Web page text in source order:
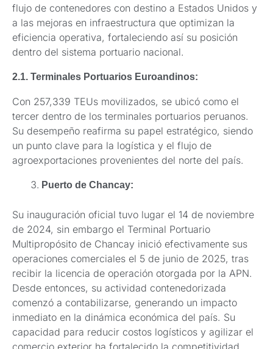
flujo de contenedores con destino a Estados Unidos y
a las mejoras en infraestructura que optimizan la
eficiencia operativa, fortaleciendo así su posición
dentro del sistema portuario nacional.
2.1. Terminales Portuarios Euroandinos:
Con 257,339 TEUs movilizados, se ubicó como el
tercer dentro de los terminales portuarios peruanos.
Su desempeño reafirma su papel estratégico, siendo
un punto clave para la logística y el flujo de
agroexportaciones provenientes del norte del país.
Puerto de Chancay:
Su inauguración oficial tuvo lugar el 14 de noviembre
de 2024, sin embargo el Terminal Portuario
Multipropósito de Chancay inició efectivamente sus
operaciones comerciales el 5 de junio de 2025, tras
recibir la licencia de operación otorgada por la APN.
Desde entonces, su actividad contenedorizada
comenzó a contabilizarse, generando un impacto
inmediato en la dinámica económica del país. Su
capacidad para reducir costos logísticos y agilizar el
comercio exterior ha fortalecido la competitividad